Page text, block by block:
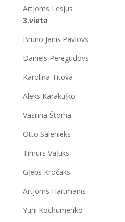
Artjoms Lesjus
3.vieta
Bruno Janis Pavlovs
Daniels Peregudovs
Karolīna Titova
Aleks Karakuļko
Vasilina Štorha
Otto Salenieks
Timurs Vaļuks
Gļebs Kročaks
Artjoms Hartmanis
Yurii Kochumenko